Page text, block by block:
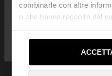
combinarle con altre
o che hanno raccolto dal